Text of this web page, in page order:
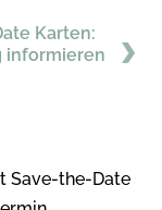
Karten:
informieren
Save-the-Date